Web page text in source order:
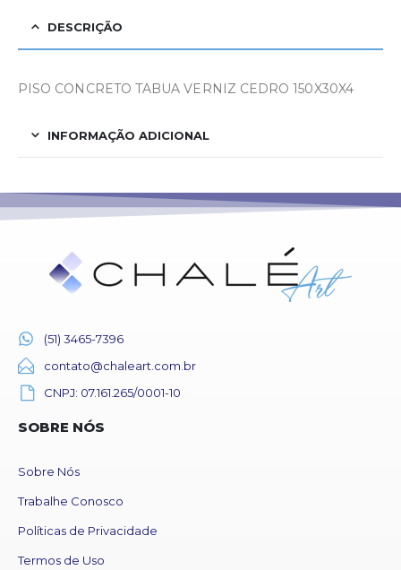
DESCRIÇÃO
PISO CONCRETO TABUA VERNIZ CEDRO 150X30X4
INFORMAÇÃO ADICIONAL
(51) 3465-7396
contato@chaleart.com.br
CNPJ: 07.161.265/0001-10
SOBRE NÓS
Sobre Nós
Trabalhe Conosco
Políticas de Privacidade
Termos de Uso